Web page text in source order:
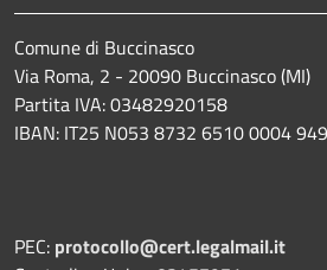
Comune di Buccinasco
Via Roma, 2 - 20090 Buccinasco (MI)
Partita IVA: 03482920158
IBAN: IT25 N053 8732 6510 0004
PEC: protocollo@cert.legalmail.it